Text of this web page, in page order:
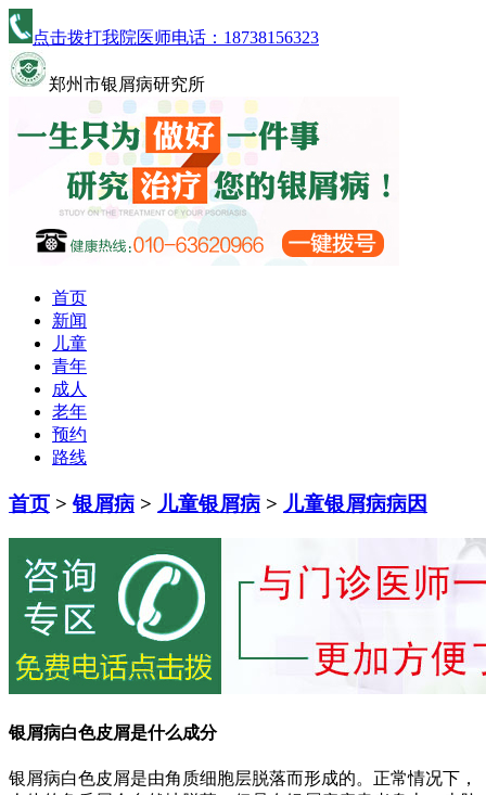
点击拨打我院医师电话： 18738156323
郑州市银屑病研究所
首页
新闻
儿童
青年
成人
老年
预约
路线
首页 >银屑病 > 儿童银屑病 > 儿童银屑病病因
银屑病白色皮屑是什么成分
银屑病白色皮屑是由角质细胞层脱落而形成的。正常情况下，